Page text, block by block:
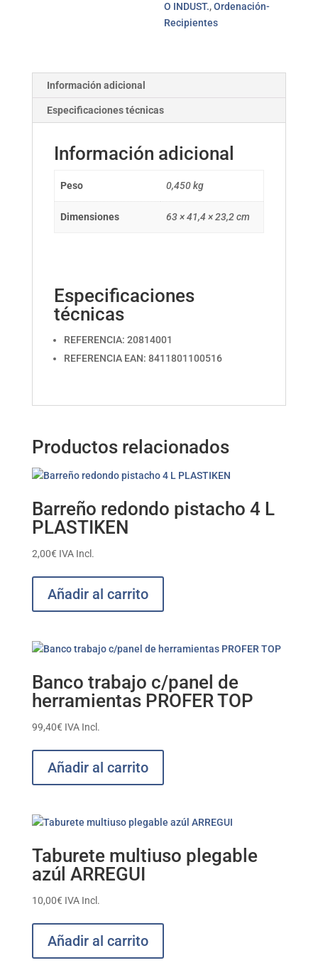
O INDUST.,Ordenación-
Recipientes
Información adicional
Especificaciones técnicas
Información adicional
Peso 0,450 kg
Dimensiones 63 × 41,4 × 23,2 cm
Especificaciones
técnicas
REFERENCIA: 20814001
REFERENCIA EAN: 8411801100516
Productos relacionados
Barreño redondo pistacho 4 L
PLASTIKEN
2,00€ IVA Incl.
Añadir al carrito
Banco trabajo c/panel de
herramientas PROFER TOP
99,40€ IVA Incl.
Añadir al carrito
Taburete multiuso plegable
azúl ARREGUI
10,00€ IVA Incl.
Añadir al carrito